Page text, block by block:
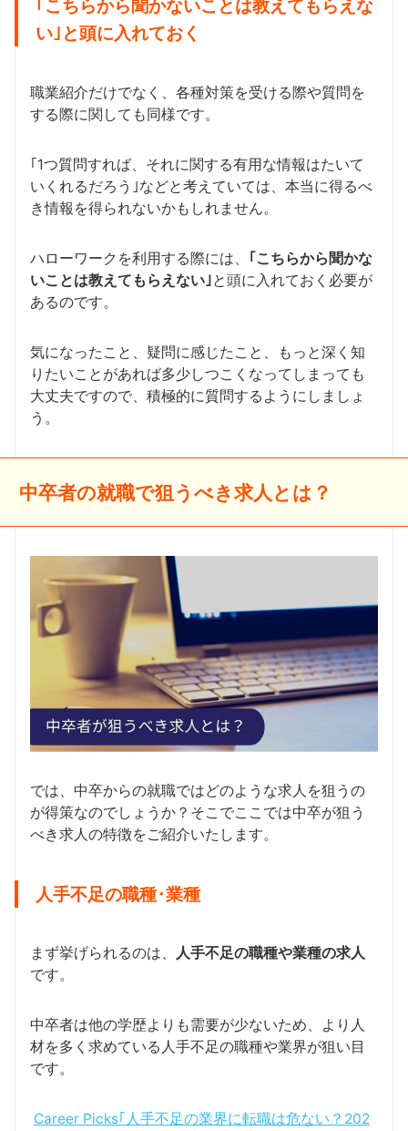
｢こちらから聞かないことは教えてもらえな
い｣と頭に入れておく
職業紹介だけでなく、各種対策を受ける際や質問を
する際に関しても同様です。
｢1つ質問すれば、それに関する有用な情報はたいて
いくれるだろう｣などと考えていては、本当に得るべ
き情報を得られないかもしれません。
ハローワークを利用する際には、
｢こちらから聞かな
いことは教えてもらえない｣と頭に入れておく必要が
あるのです。
気になったこと、疑問に感じたこと、もっと深く知
りたいことがあれば多少しつこくなってしまっても
大丈夫ですので、積極的に質問するようにしましょ
う。
中卒者の就職で狙うべき求人とは？
では、中卒からの就職ではどのような求人を狙うの
が得策なのでしょうか？そこでここでは中卒が狙う
べき求人の特徴をご紹介いたします。
人手不足の職種･業種
まず挙げられるのは、
人手不足の職種や業種の求人
です。
中卒者は他の学歴よりも需要が少ないため、より人
材を多く求めている人手不足の職種や業界が狙い目
です。
Career Picks｢人手不足の業界に転職は危ない？202